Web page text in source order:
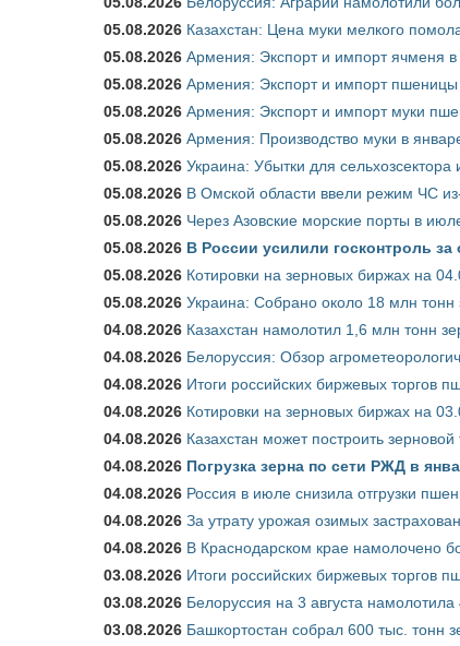
05.08.2026 Казахстан: Цена муки мелкого
05.08.2026 Армения: Экспорт и импорт ячменя
05.08.2026 Армения: Экспорт и импорт
05.08.2026 Армения: Экспорт и импорт муки
05.08.2026 Армения: Производство муки в
05.08.2026 Украина: Убытки для сельхозсектора
05.08.2026 В Омской области ввели режим ЧС
05.08.2026 Через Азовские морские порты в
05.08.2026 В России усилили госконтроль за
05.08.2026 Котировки на зерновых биржах на
05.08.2026 Украина: Собрано около 18 млн тонн
04.08.2026 Казахстан намолотил 1,6 млн тонн
04.08.2026 Белоруссия: Обзор
04.08.2026 Итоги российских биржевых торгов
04.08.2026 Котировки на зерновых биржах на
04.08.2026 Казахстан может построить
04.08.2026 Погрузка зерна по сети РЖД в
04.08.2026 Россия в июле снизила отгрузки
04.08.2026 За утрату урожая озимых
04.08.2026 В Краснодарском крае намолочено
03.08.2026 Итоги российских биржевых торгов
03.08.2026 Белоруссия на 3 августа
03.08.2026 Башкортостан собрал 600 тыс. тонн